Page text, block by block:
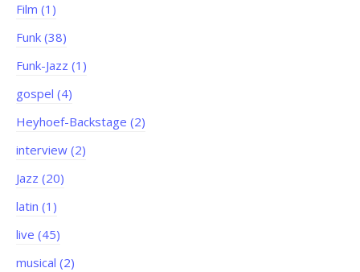
Film (1)
Funk (38)
Funk-Jazz (1)
gospel (4)
Heyhoef-Backstage (2)
interview (2)
Jazz (20)
latin (1)
live (45)
musical (2)